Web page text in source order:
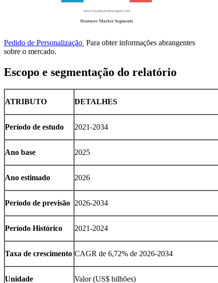
Pedido de Personalização Para obter informações abrangentes
sobre o mercado.
Escopo e segmentação do relatório
ATRIBUTO DETALHES
Período de estudo 2021-2034
Ano base 2025
Ano estimado 2026
Período de previsão 2026-2034
Período Histórico 2021-2024
Taxa de crescimento CAGR de 6,72% de 2026-2034
Unidade Valor (US$ bilhões)